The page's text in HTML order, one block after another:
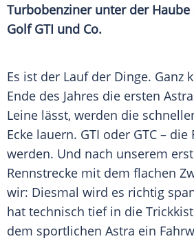
Turbobenziner unter der
Golf GTI und Co.
Es ist der Lauf der Dinge. Ganz
Ende des Jahres die ersten
Leine lässt, werden die
Ecke lauern. GTI oder GTC –
werden. Und nach unserem
Rennstrecke mit dem flachen
wir: Diesmal wird es richtig
hat technisch tief in die
dem sportlichen Astra ein